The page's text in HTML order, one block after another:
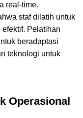
real-time.
staf dilatih untuk
Pelatihan
beradaptasi
teknologi untuk
Operasional